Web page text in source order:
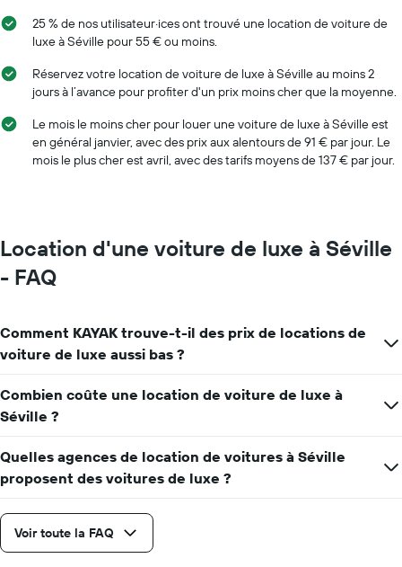
une
journée
graphique,
indiquent
agences
de
location
graphique,
1
axe
le
prix
location
de
voiture
le
plus
par
25 % de nos utilisateur·ices ont trouvé une location de voiture de
luxe à Séville pour 55 € ou moins.
Réservez votre location de voiture de luxe à Séville au moins 2
jours à l’avance pour profiter d'un prix moins cher que la moyenne.
Le mois le moins cher pour louer une voiture de luxe à Séville est
en général janvier, avec des prix aux alentours de 91 € par jour. Le
mois le plus cher est avril, avec des tarifs moyens de 137 € par jour.
Location d'une voiture de luxe à Séville
- FAQ
Comment KAYAK trouve-t-il des prix de locations de
voiture de luxe aussi bas ?
Combien coûte une location de voiture de luxe à
Séville ?
Quelles agences de location de voitures à Séville
proposent des voitures de luxe ?
Voir toute la FAQ